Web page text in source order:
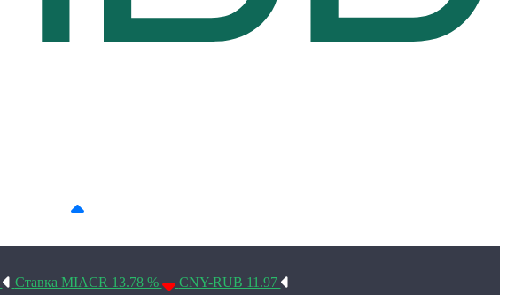
Ставка MIACR 13.78 % CNY-RUB 11.97